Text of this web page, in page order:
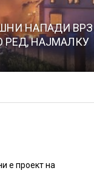
НАПАДИ ВРЗ
РЕД, НАЈМАЛКУ
е проект на